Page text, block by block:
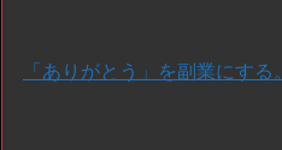
「ありがとう」を副業にする。